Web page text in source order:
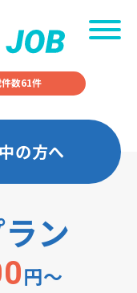
数61件
の方へ
ン
円〜